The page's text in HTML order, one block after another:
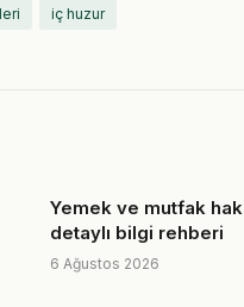
iç huzur
Yemek ve mutfak
detaylı bilgi rehberi
6 Ağustos 2026